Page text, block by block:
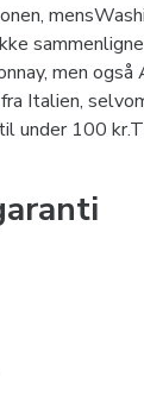
men også
Italien,
under 100